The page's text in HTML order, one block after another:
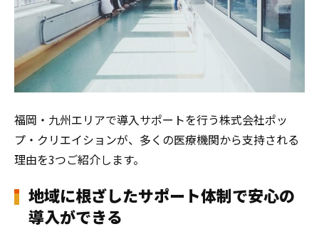
福岡・九州エリアで導入サポートを行う株式会社ポッ
プ・クリエイションが、多くの医療機関から支持される
理由を3つご紹介します。
地域に根ざしたサポート体制で安心の
導入ができる